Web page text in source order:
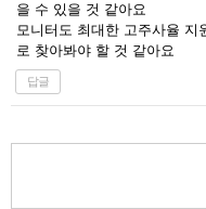
을 수 있을 것 같아요
모니터도 최대한 고주사율 지
로 찾아봐야 할 것 같아요
답글